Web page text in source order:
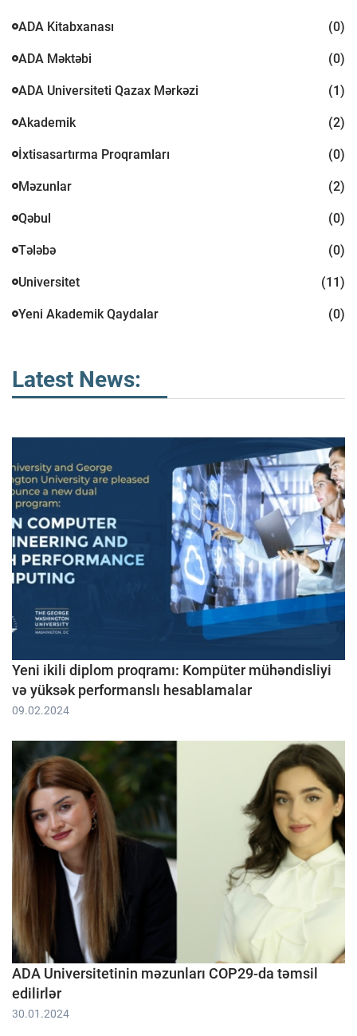
ADA Kitabxanası (0)
ADA Məktəbi (0)
ADA Universiteti Qazax Mərkəzi (1)
Akademik (2)
İxtisasartırma Proqramları (0)
Məzunlar (2)
Qəbul (0)
Tələbə (0)
Universitet (11)
Yeni Akademik Qaydalar (0)
Latest News:
Yeni ikili diplom proqramı: Kompüter mühəndisliyi
və yüksək performanslı hesablamalar
09.02.2024
ADA Universitetinin məzunları COP29-da təmsil
edilirlər
30.01.2024